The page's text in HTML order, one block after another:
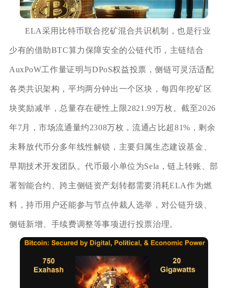
ELA采用比特币联合挖矿混合共识机制，也是行业
少有的借助BTC算力保障安全的公链代币，主链结合
AuxPoW工作量证明与DPoS权益投票，侧链可灵活适配
各类共识架构，平均两分钟出一个区块，每四年挖矿区
块奖励减半，总量存在硬性上限2821.99万枚。截至2026
年7月，市场流通量约2308万枚，流通占比超81%，剩余
未释放代币分多年线性解锁，主要归属生态建设基金、
早期技术开发团队。代币最小单位为Sela，链上转账、部
署智能合约、跨主侧链资产划转都需要消耗ELA作为燃
料，持币用户还能参与节点仲裁人选举，对公链升级、
侧链新增、手续费调整等事项进行投票治理。